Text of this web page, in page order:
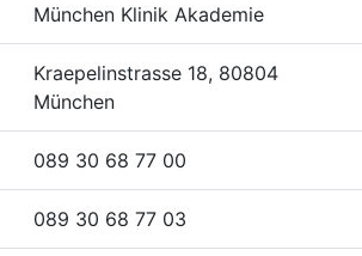
München Klinik Akademie
Kraepelinstrasse 18, 80804
München
089 30 68 77 00
089 30 68 77 03